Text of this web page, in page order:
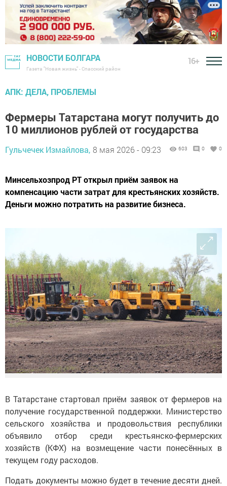
НОВОСТИ БОЛГАРА
Газета "Новая жизнь" - Спасский район
16+
АПК: ДЕЛА, ПРОБЛЕМЫ
Фермеры Татарстана могут получить до
10 миллионов рублей от государства
Гульчечек Измайлова, 8 мая 2026 - 09:23 603 0 0
Минсельхозпрод РТ открыл приём заявок на
компенсацию части затрат для крестьянских хозяйств.
Деньги можно потратить на развитие бизнеса.
В Татарстане стартовал приём заявок от фермеров на
получение государственной поддержки. Министерство
сельского хозяйства и продовольствия республики
объявило отбор среди крестьянско-фермерских
хозяйств (КФХ) на возмещение части понесённых в
текущем году расходов.
Подать документы можно будет в течение десяти дней.